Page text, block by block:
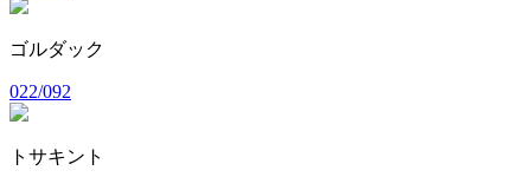
ゴルダック
022/092
トサキント